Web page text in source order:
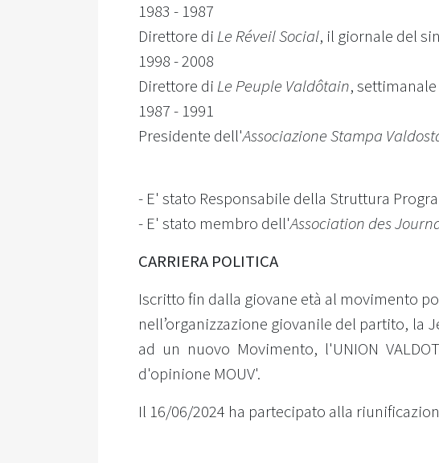
1983 - 1987
Direttore di Le Réveil Social, il giornale del
1998 - 2008
Direttore di Le Peuple Valdôtain,
1987 - 1991
Presidente dell'Associazione Stampa
- E' stato Responsabile della Struttura
- E' stato membro dell'Association des
CARRIERA POLITICA
Iscritto fin dalla giovane età al movimento
nell’organizzazione giovanile del partito, la
ad un nuovo Movimento, l'UNION
d'opinione MOUV'.
Il 16/06/2024 ha partecipato alla